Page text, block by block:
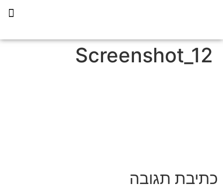
Screenshot_12
כתיבת תגובה